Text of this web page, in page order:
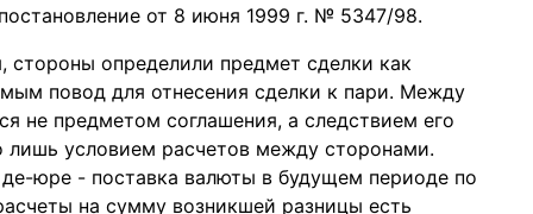
от 8 июня 1999 г. № 5347/98.
стороны определили предмет сделки как
повод для отнесения сделки к пари. Между
не предметом соглашения, а следствием его
лишь условием расчетов между сторонами.
юре - поставка валюты в будущем периоде по
на сумму возникшей разницы есть